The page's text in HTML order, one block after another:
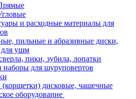
и расходные материалы для
пильные и абразивные диски,
ушм
пики, зубила, лопатки
наборы для шуруповертов
дисковые, чашечные
оборудование